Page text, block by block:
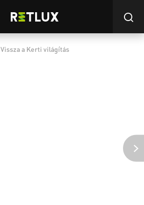
Vissza a Kerti világítás